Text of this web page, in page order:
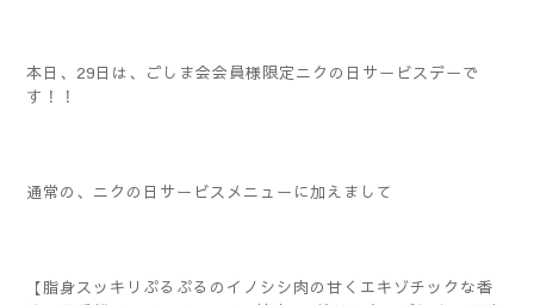
本日、29日は、ごしま会会員様限定ニクの日サービスデーで
す！！
通常の、ニクの日サービスメニューに加えまして
【脂身スッキリぷるぷるのイノシシ肉の甘くエキゾチックな香